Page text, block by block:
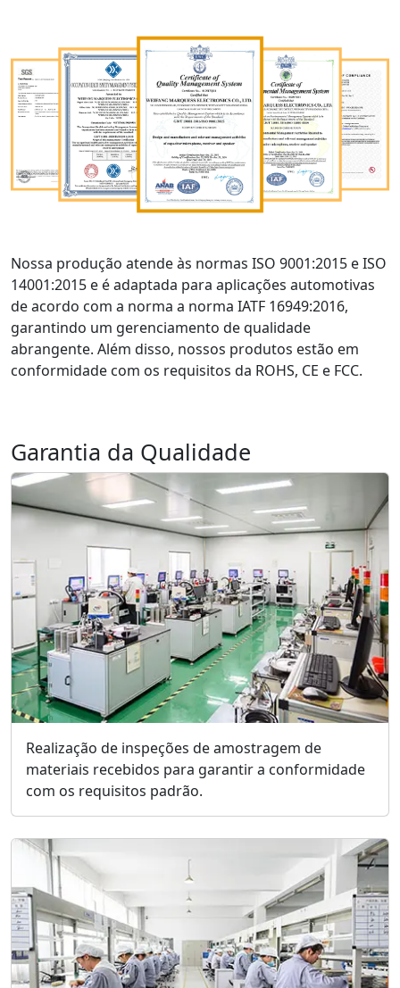
Nossa produção atende às normas ISO 9001:2015 e ISO
14001:2015 e é adaptada para aplicações automotivas
de acordo com a norma a norma IATF 16949:2016,
garantindo um gerenciamento de qualidade
abrangente. Além disso, nossos produtos estão em
conformidade com os requisitos da ROHS, CE e FCC.
Garantia da Qualidade
Realização de inspeções de amostragem de
materiais recebidos para garantir a conformidade
com os requisitos padrão.